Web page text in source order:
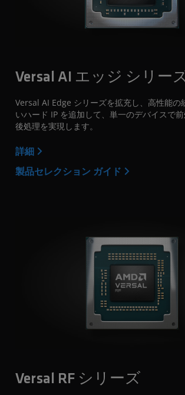
Versal AI エッジ シリー
Versal AI Edge シリーズを拡充し、高性能の
いハード IP を追加して、単一のデバイスで前
後処理を実現します。
詳細
製品セレクション ガイド
Versal RF シリーズ